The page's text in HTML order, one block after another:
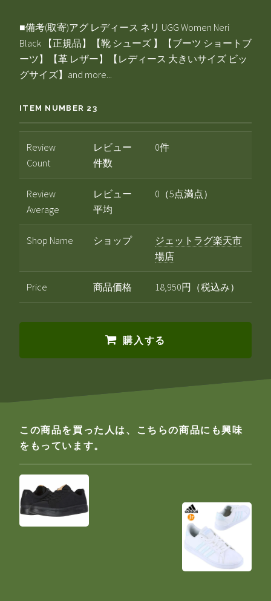
■備考(取寄)アグ レディース ネリ UGG Women Neri
Black 【正規品】【靴 シューズ 】【ブーツ ショートブ
ーツ】【革 レザー】【レディース 大きいサイズ ビッ
グサイズ】and more...
ITEM NUMBER 23
Review
Count
レビュー
件数
0件
Review
Average
レビュー
平均
0（5点満点）
Shop Name ショップ
ジェットラグ楽天市
場店
Price 商品価格 18,950円（税込み）
購入する
この商品を買った人は、こちらの商品にも興味
をもっています。